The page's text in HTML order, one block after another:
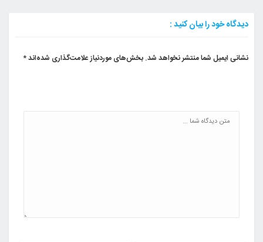
دیدگاه خود را بیان کنید :
نشانی ایمیل شما منتشر نخواهد شد. بخش‌های موردنیاز علامت‌گذاری شده‌اند*